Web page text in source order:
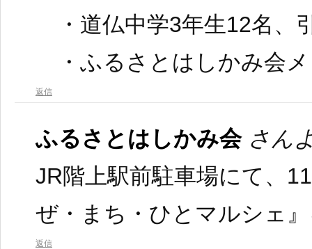
・道仏中学3年生12名
・ふるさとはしかみ会
返信
ふるさとはしかみ会 さん
JR階上駅前駐車場にて、
ぜ・まち・ひとマルシェ
返信